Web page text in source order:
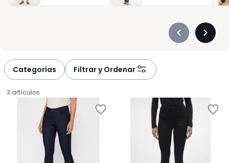
Précédent
Categorías Filtrar y Ordenar
3 artículos